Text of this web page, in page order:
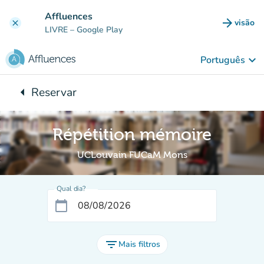
clear Affluences
LIVRE – Google Play arrow_forward visão
(novo
Português keyboard_arrow_down
arrow_leftVoltar para:
Reservar
Répétition mémoire
UCLouvain FUCaM Mons
Qual dia?
calendar_today
filter_list Mais filtros